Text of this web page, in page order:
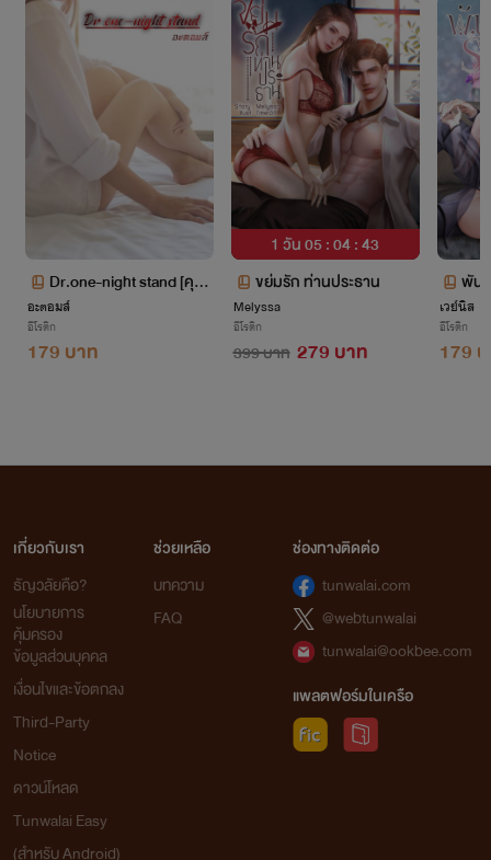
Dr.one-night stand [คุณ
หมอวันไนท์สแตนด์] nc25
+
อะตอมส์
อีโรติก
179 บาท
1 วัน 05 : 04 : 42
ขย่มรัก ท่านประธาน
Melyssa
อีโรติก
399 บาท 279 บาท
พัน
เวย์นิส
อีโรติก
179
เกี่ยวกับเรา
ธัญวลัยคือ?
นโยบายการ
คุ้มครอง
ข้อมูลส่วนบุคคล
เงื่อนไขและข้อตกลง
Third-Party
Notice
ดาวน์โหลด
Tunwalai Easy
(สำหรับ Android)
ช่วยเหลือ
บทความ
FAQ
ช่องทางติดต่อ
tunwalai.com
@webtunwalai
tunwalai@ookbee.com
แพลตฟอร์มในเครือ